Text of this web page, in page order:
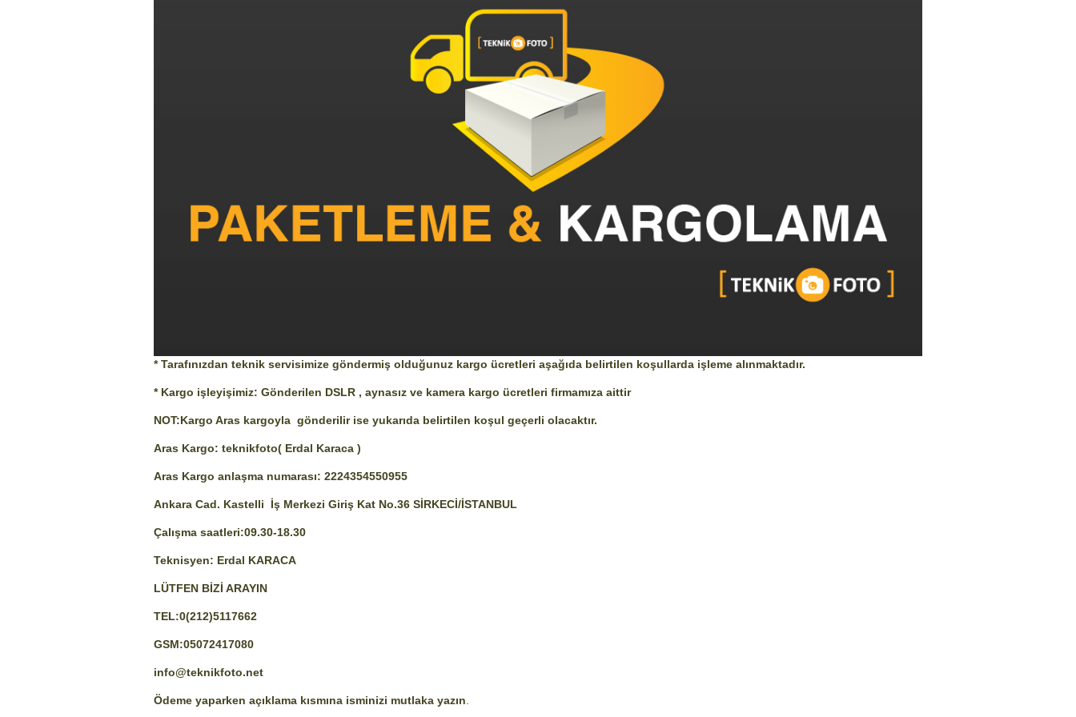
Güvenilir bir kaynaktan yeni bir Nikon Z9 aynasız kamera özellikleri seti aldım:
Alpha 7C Kompakt Full Frame fotoğraf makinesi 6 yıl önce
* Tarafınızdan teknik servisimize göndermiş olduğunuz kargo ücretleri aşağıda belirtilen koşullarda işleme alınmaktadır.
* Kargo işleyişimiz: Gönderilen DSLR , aynasız ve kamera kargo ücretleri firmamıza aittir
NOT:Kargo Aras kargoyla gönderilir ise yukarıda belirtilen koşul geçerli olacaktır.
Aras Kargo: teknikfoto( Erdal Karaca )
Aras Kargo anlaşma numarası: 2224354550955
Ankara Cad. Kastelli İş Merkezi Giriş Kat No.36 SİRKECİ/İSTANBUL
Çalışma saatleri:09.30-18.30
Teknisyen: Erdal KARACA
LÜTFEN BİZİ ARAYIN
TEL:0(212)5117662
GSM:05072417080
info@teknikfoto.net
Ödeme yaparken açıklama kısmına isminizi mutlaka yazın